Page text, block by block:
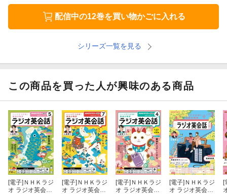
配信中の12巻を買い物かごに入れる
シリーズ一覧を見る
この商品を買った人が興味のある商品
[電子] ＮＨＫラジ
オ ラジオ英会話
[電子] ＮＨＫラジ
オ ラジオ英会話
[電子] ＮＨＫラジ
オ ラジオ英会話
[電子] ＮＨＫラジ
オ ラジオ英会話
[